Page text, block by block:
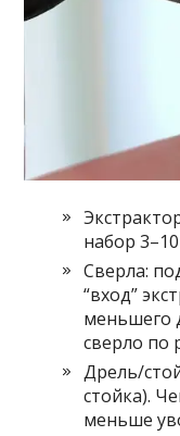
набор
Сверла:
“вход”
меньшего
сверло по
Дрель/
стойка).
меньше